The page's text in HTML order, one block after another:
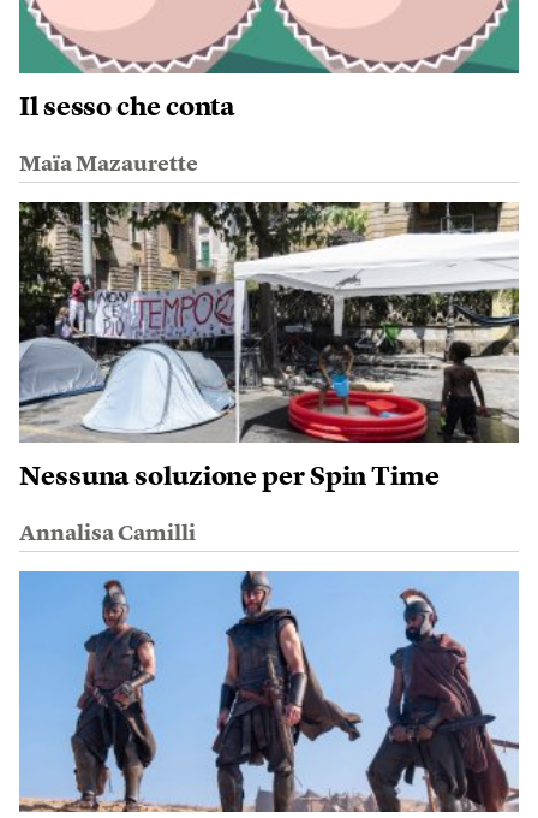
Il sesso che conta
Maïa Mazaurette
Nessuna soluzione per Spin Time
Annalisa Camilli